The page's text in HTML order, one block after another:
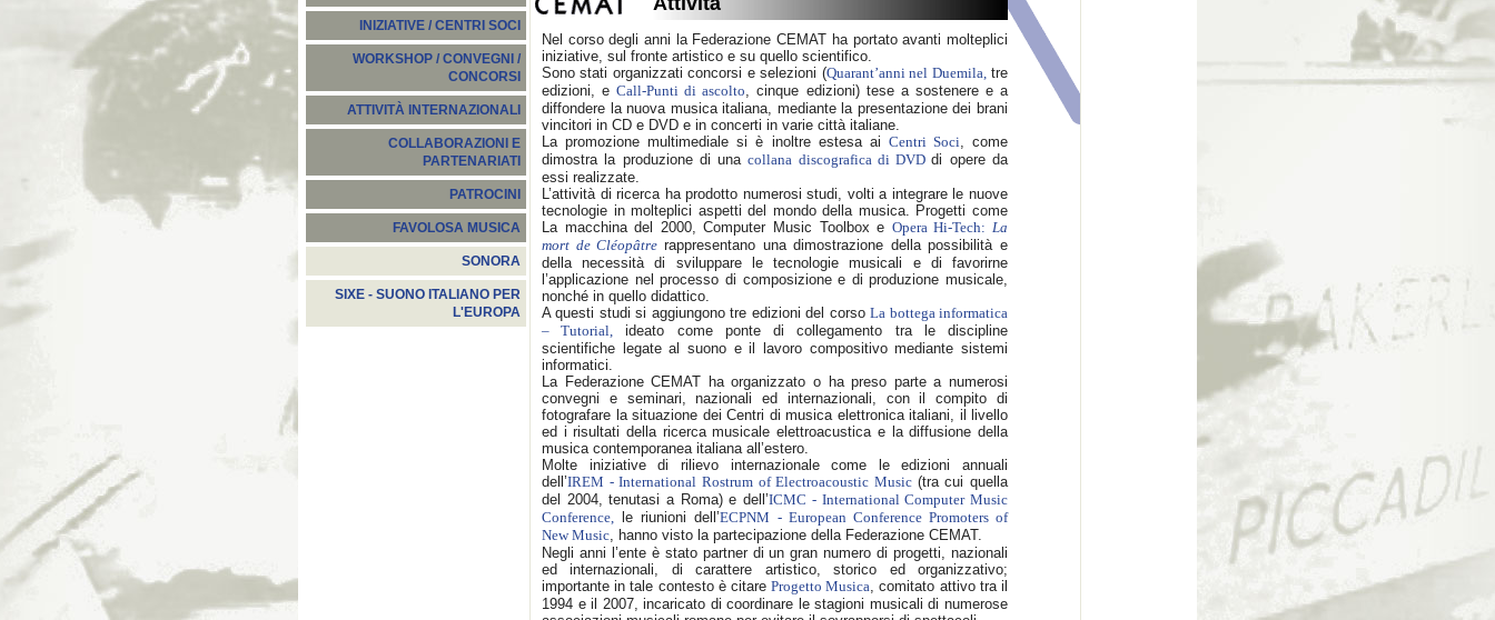
INIZIATIVE / CENTRI SOCI
WORKSHOP / CONVEGNI /
CONCORSI
ATTIVITÀ INTERNAZIONALI
COLLABORAZIONI E
PARTENARIATI
PATROCINI
FAVOLOSA MUSICA
SONORA
SIXE - SUONO ITALIANO PER
L'EUROPA
Nel corso degli anni la Federazione CEMAT ha portato avanti molteplici
iniziative, sul fronte artistico e su quello scientifico.
Sono stati organizzati concorsi e selezioni (Quarant’anni nel Duemila,tre
edizioni, eCall-Punti di ascolto, cinque edizioni) tese a sostenere e a
diffondere la nuova musica italiana, mediante la presentazione dei brani
vincitori in CD e DVD e in concerti in varie città italiane.
La promozione multimediale si è inoltre estesa ai Centri Soci, come
dimostra la produzione di unacollana discografica di DVDdi opere da
essi realizzate.
L’attività di ricerca ha prodotto numerosi studi, volti a integrare le nuove
tecnologie in molteplici aspetti del mondo della musica. Progetti come
La macchina del 2000, Computer Music Toolbox e Opera Hi-Tech: La
mort de Cléopâtre rappresentano una dimostrazione della possibilità e
della necessità di sviluppare le tecnologie musicali e di favorirne
l’applicazione nel processo di composizione e di produzione musicale,
nonché in quello didattico.
A questi studi si aggiungono tre edizioni del corsoLa bottega informatica
– Tutorial, ideato come ponte di collegamento tra le discipline
scientifiche legate al suono e il lavoro compositivo mediante sistemi
informatici.
La Federazione CEMAT ha organizzato o ha preso parte a numerosi
convegni e seminari, nazionali ed internazionali, con il compito di
fotografare la situazione dei Centri di musica elettronica italiani, il livello
ed i risultati della ricerca musicale elettroacustica e la diffusione della
musica contemporanea italiana all’estero.
Molte iniziative di rilievo internazionale come le edizioni annuali
dell’IREM - International Rostrum of Electroacoustic Music (tra cui quella
del 2004, tenutasi a Roma) e dell’ICMC - International Computer Music
Conference, le riunioni dell’ECPNM - European Conference Promoters of
New Music, hanno visto la partecipazione della Federazione CEMAT.
Negli anni l’ente è stato partner di un gran numero di progetti, nazionali
ed internazionali, di carattere artistico, storico ed organizzativo;
importante in tale contesto è citareProgetto Musica, comitato attivo tra il
1994 e il 2007, incaricato di coordinare le stagioni musicali di numerose